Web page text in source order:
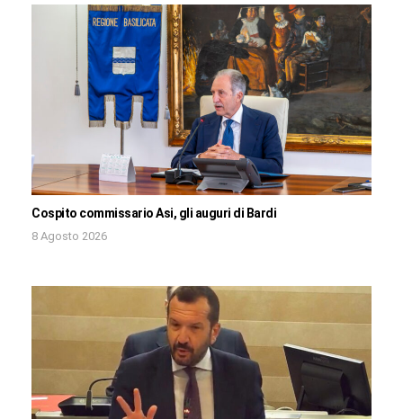
Cospito commissario Asi, gli auguri di Bardi
8 Agosto 2026